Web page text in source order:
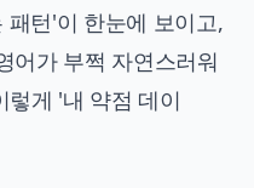
턴'이 한눈에 보이고,
어가 부쩍 자연스러워
렇게 '내 약점 데이